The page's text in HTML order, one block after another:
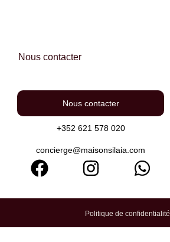
Nous contacter
Nous contacter
+352 621 578 020
concierge@maisonsilaia.com
Politique de confidentialité